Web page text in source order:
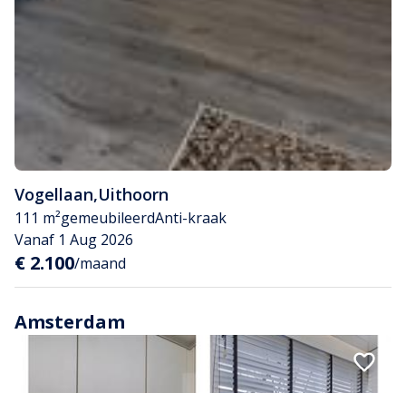
Vogellaan,Uithoorn
111 m²gemeubileerdAnti-kraak
Vanaf 1 Aug 2026
€ 2.100/maand
Amsterdam